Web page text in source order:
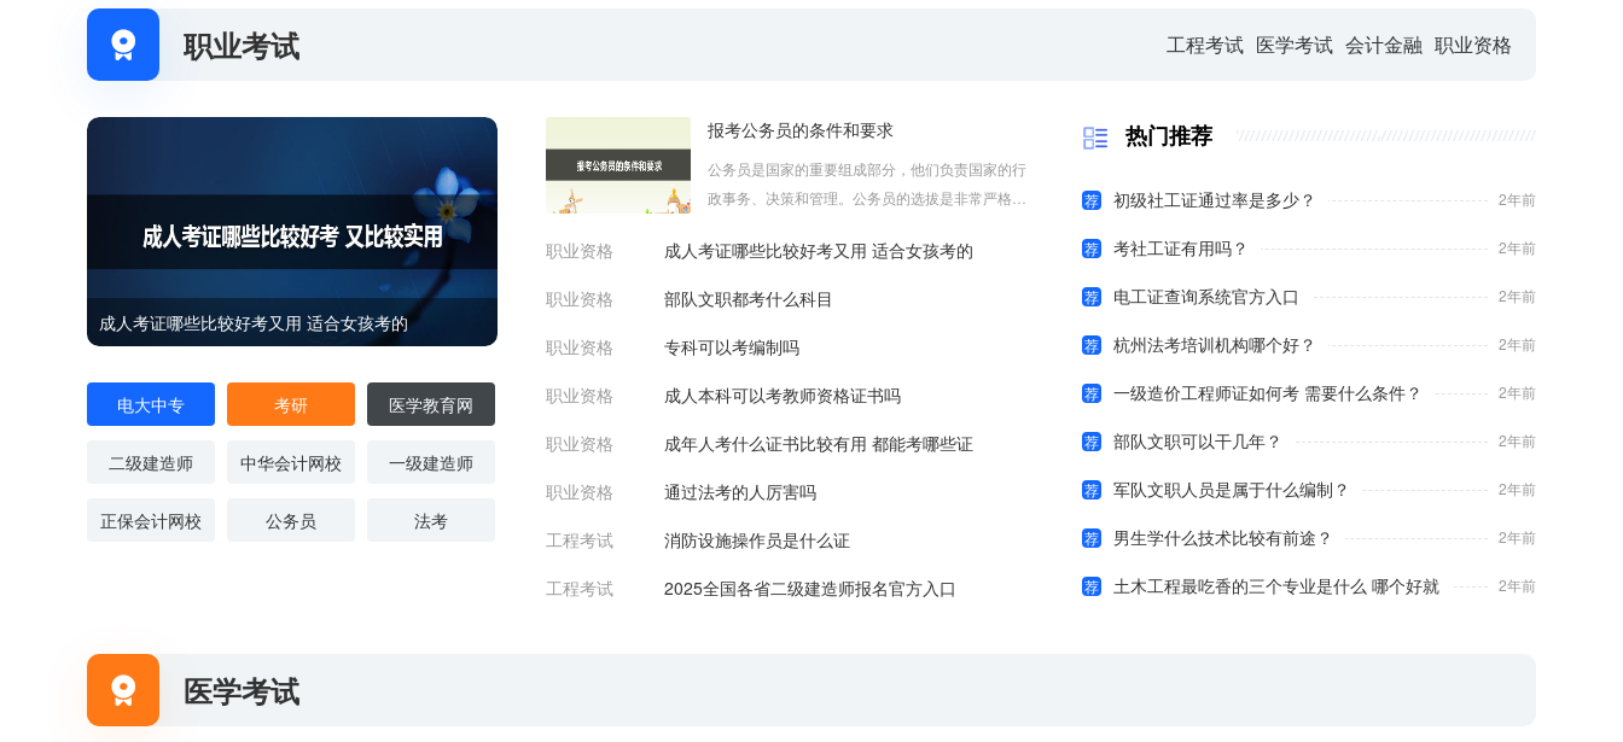
 职业考试 工程考试 医学考试 会计金融 职业资格
成人考证哪些比较好考又用 适合女孩考的
电大中专 考研 医学教育网
二级建造师 中华会计网校 一级建造师
正保会计网校 公务员 法考
报考公务员的条件和要求
公务员是国家的重要组成部分，他们负责国家的行
政事务、决策和管理。公务员的选拔是非常严格和
职业资格
成人考证哪些比较好考又用 适合女孩考的
职业资格
部队文职都考什么科目
职业资格
专科可以考编制吗
职业资格
成人本科可以考教师资格证书吗
职业资格
成年人考什么证书比较有用 都能考哪些证
职业资格
通过法考的人厉害吗
工程考试
消防设施操作员是什么证
工程考试
2025全国各省二级建造师报名官方入口
热门推荐
荐 初级社工证通过率是多少？ 2年前
荐 考社工证有用吗？ 2年前
荐 电工证查询系统官方入口 2年前
荐 杭州法考培训机构哪个好？ 2年前
荐 一级造价工程师证如何考 需要什么条件？ 2年前
荐 部队文职可以干几年？ 2年前
荐 军队文职人员是属于什么编制？ 2年前
荐 男生学什么技术比较有前途？ 2年前
荐 土木工程最吃香的三个专业是什么 哪个好就 2年前
 医学考试